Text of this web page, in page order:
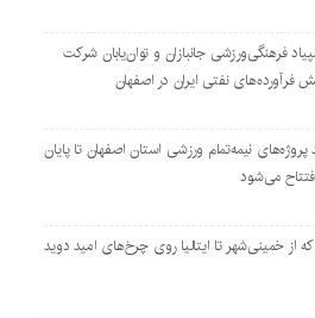
فرهنگی‌ورزشی جانبازان و توان‌یابان شرکت
فرآورده‌های نفتی ایران در اصفهان
پروژه‌های نیمه‌تمام ورزشی استان اصفهان تا پایان
می‌شود
از خمینی‌شهر تا ایتالیا روی چرخ‌های امید دوید